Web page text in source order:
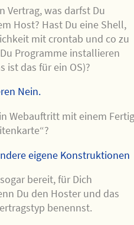
Vertrag, was darfst Du
Host? Hast Du eine Shell,
mit crontab und co zu
Programme installieren
ist das für ein OS)?
Nein.
Webauftritt mit einem
eigene Konstruktionen
bereit, für Dich
Du den Hoster und das
benennst.